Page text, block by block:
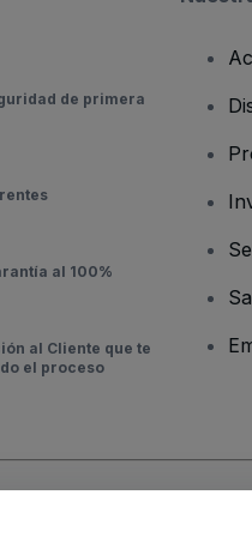
de primera
al 100%
al Cliente que te
el proceso